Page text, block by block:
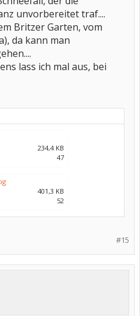
unvorbereitet traf....
Britzer Garten, vom
da kann man
lass ich mal aus, bei
234,4 KB
47
401,3 KB
52
#15